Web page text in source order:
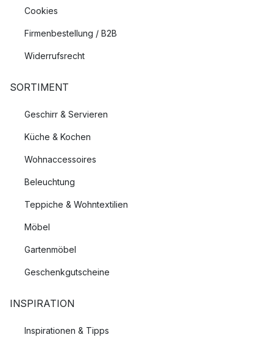
Cookies
Firmenbestellung / B2B
Widerrufsrecht
SORTIMENT
Geschirr & Servieren
Küche & Kochen
Wohnaccessoires
Beleuchtung
Teppiche & Wohntextilien
Möbel
Gartenmöbel
Geschenkgutscheine
INSPIRATION
Inspirationen & Tipps